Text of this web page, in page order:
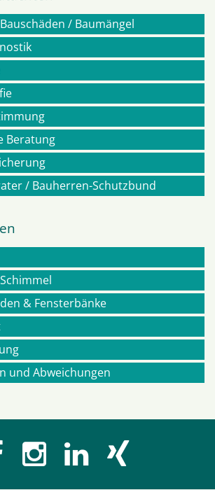
/ Baumängel
Beratung
/ Bauherren-Schutzbund
& Fensterbänke
und Abweichungen